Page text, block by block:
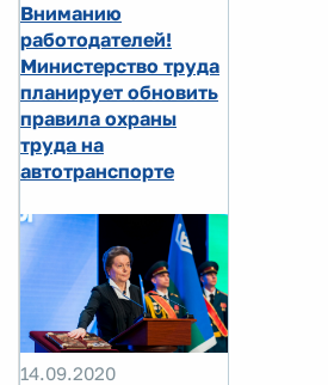
Вниманию
работодателей!
Министерство труда
планирует обновить
правила охраны
труда на
автотранспорте
14.09.2020